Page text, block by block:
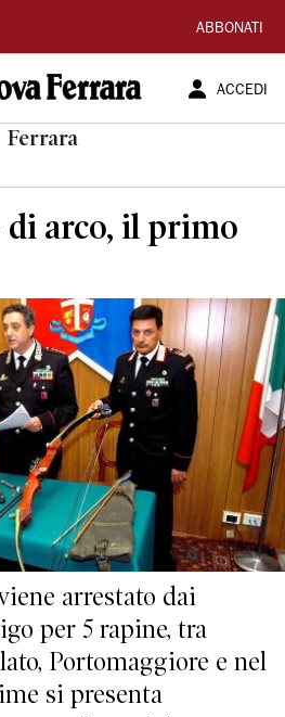
ABBONATI
ACCEDI
Ferrara
arco, il primo
arrestato dai
per 5 rapine, tra
Portomaggiore e nel
si presenta